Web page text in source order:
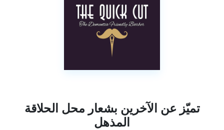
تميّز عن الآخرين بشعار محل الحلاقة
المذهل